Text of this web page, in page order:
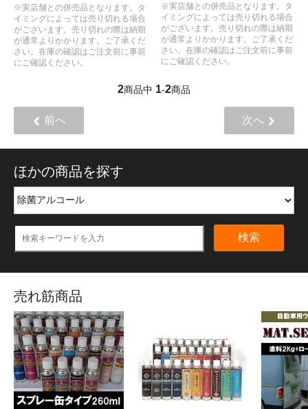
※実店舗との併売品となります。タ
イミングによっては売り切れる場合
がございます。売り切れの際は納期
が通常よりかかります。ご了承くだ
さい。在庫の確認はご注文前に事前
にご確認ください。
※実店舗との併売品となります。タ
イミングによっては売り切れる場合
がございます。売り切れの際は納期
が通常よりかかります。ご了承くだ
さい。在庫の確認はご注文前に事前
にご確認ください。
2商品中 1-2商品
前へ 次へ
ほかの商品を探す
検索
売れ筋商品